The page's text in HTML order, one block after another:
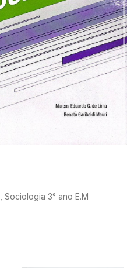
Sociologia 3° ano E.M